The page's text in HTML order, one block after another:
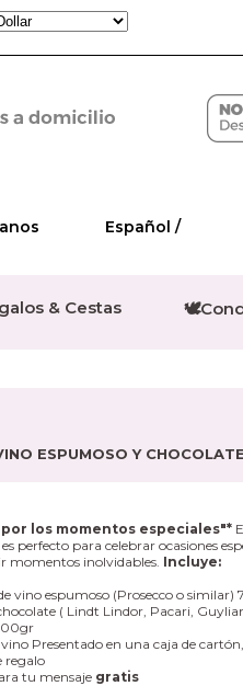
Español /
& Cestas
ESPUMOSO Y
los momentos especiales"*
perfecto para celebrar ocasiones
momentos inolvidables. Incluye:
vino espumoso (Prosecco o similar)
( Lindt Lindor, Pacari,
vino Presentado en una caja de
regalo
tu mensaje gratis